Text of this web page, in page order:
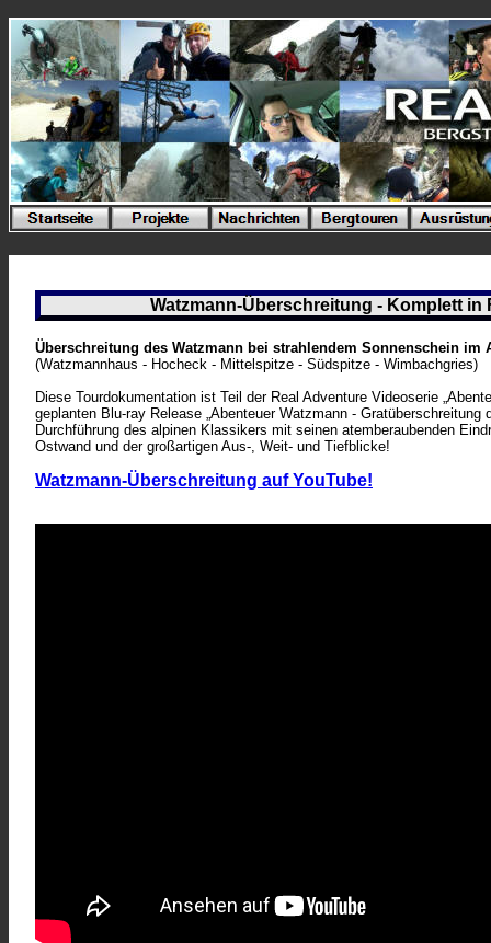
Watzmann-Überschreitung - Komplett in
Überschreitung des Watzmann bei strahlendem Sonnenschein im
(Watzmannhaus - Hocheck - Mittelspitze - Südspitze - Wimbachgries)
Diese Tourdokumentation ist Teil der Real Adventure Videoserie
geplanten Blu-ray Release „Abenteuer Watzmann - Gratüberschreitung
Durchführung des alpinen Klassikers mit seinen atemberaubenden
Ostwand und der großartigen Aus-, Weit- und Tiefblicke!
Watzmann-Überschreitung auf YouTube!